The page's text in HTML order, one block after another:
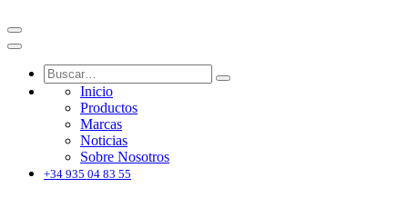
Inicio
Productos
Marcas
Noticias
Sobre Nosotros
+34 935 04 83 55